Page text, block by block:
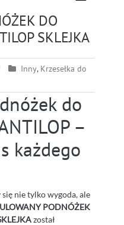
DO
SKLEJKA
Inny, Krzesełka do
do
–
każdego
nie tylko wygoda, ale
PODNÓŻEK
został